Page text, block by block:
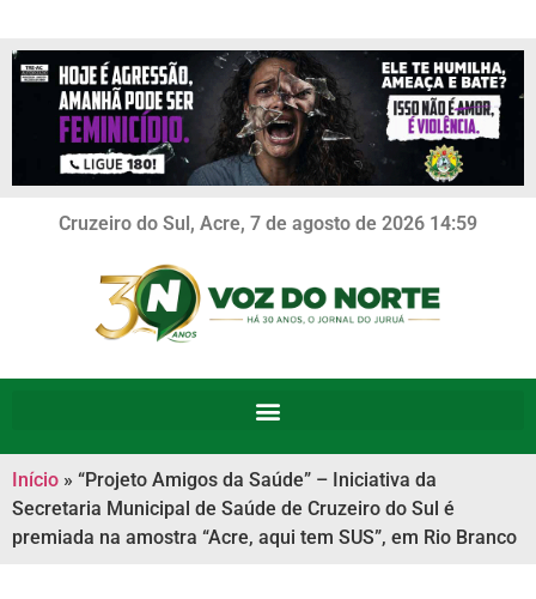
Cruzeiro do Sul, Acre, 7 de agosto de 2026 14:59
Início » “Projeto Amigos da Saúde” – Iniciativa da
Secretaria Municipal de Saúde de Cruzeiro do Sul é
premiada na amostra “Acre, aqui tem SUS”, em Rio Branco